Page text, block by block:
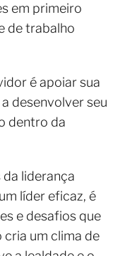
em primeiro
de trabalho
é apoiar sua
desenvolver seu
dentro da
liderança
líder eficaz, é
e desafios que
cria um clima de